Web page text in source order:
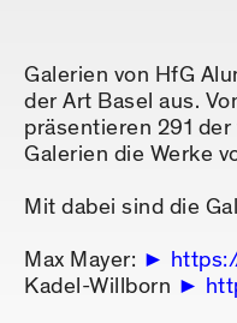
Galerien von HfG
der Art Basel aus.
präsentieren 291
Galerien die Werke
Mit dabei sind die
Max Mayer:
Kadel-Willborn